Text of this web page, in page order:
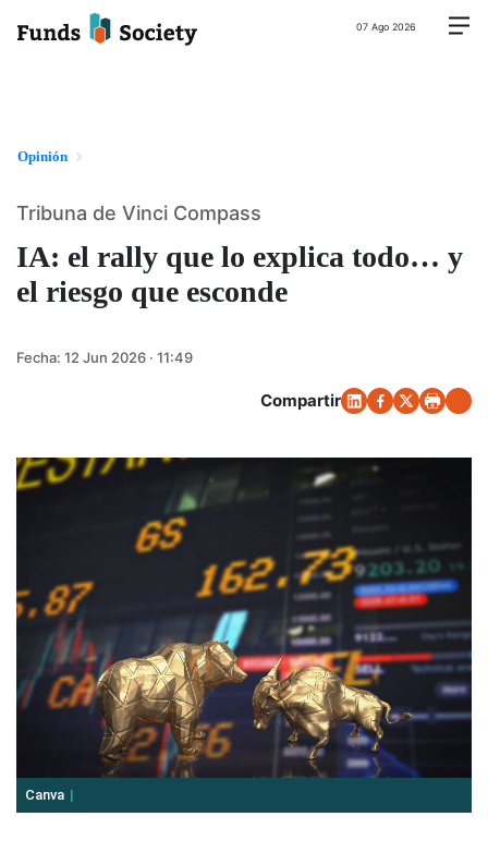
07 Ago 2026
Opinión
IA: el rally que lo explica todo… y
el riesgo que esconde
Tribuna de Vinci Compass
Fecha: 12 Jun 2026 · 11:49
Compartir
Canva